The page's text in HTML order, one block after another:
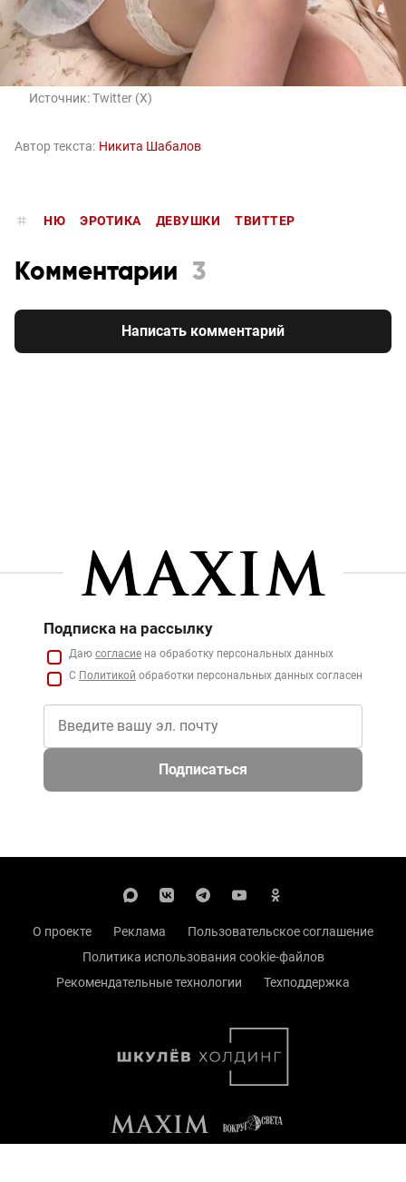
Источник:Twitter (X)
Автор текста: Никита Шабалов
НЮ ЭРОТИКА ДЕВУШКИ ТВИТТЕР
Комментарии 3
Написать комментарий
Подписка на рассылку
Даю согласие на обработку персональных данных
С Политикой обработки персональных данных согласен
Подписаться
О проекте Реклама
Пользовательское соглашение
Политика использования cookie-файлов
Рекомендательные технологии
Техподдержка